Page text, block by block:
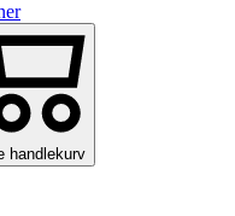
handlekurv